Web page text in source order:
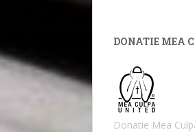
DONATIE MEA
Donatie Mea